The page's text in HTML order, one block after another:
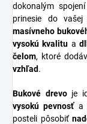
dokonalým spojení
prinesie do vašej
masívneho
vysokú kvalitu a
čelom, ktoré
vzhľad.
Bukové drevoje
vysokú pevnosť
posteli pôsobiť